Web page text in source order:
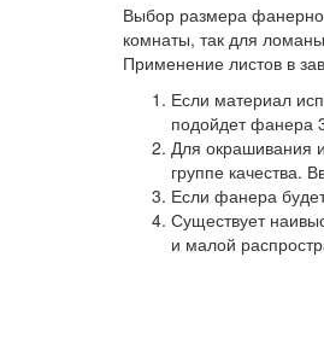
Выбор размера
комнаты, так для
Применение листов в
Если материал
подойдет фанера
Для окрашивания
группе качества.
Если фанера
Существует
и малой